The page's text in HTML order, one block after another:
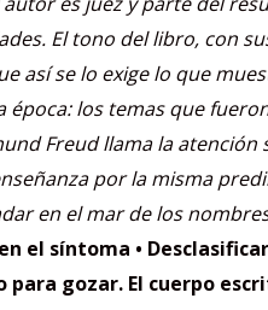
El tono del libro, con
así se lo exige lo que
época: los temas que
Freud llama la
por la misma
en el mar de los
el síntoma •
para gozar. El cuerpo